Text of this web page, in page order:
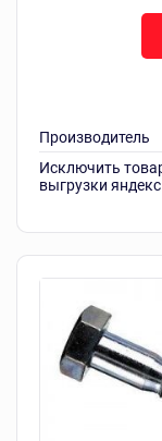
Производитель
Исключить
выгрузки яндекс